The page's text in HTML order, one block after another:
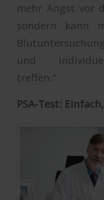
mehr Angst vor
sondern kann
und
treffen.“
PSA-Test: